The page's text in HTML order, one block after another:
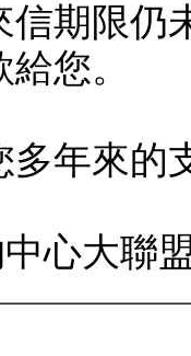
信期限仍
您。
多年來的
中心大